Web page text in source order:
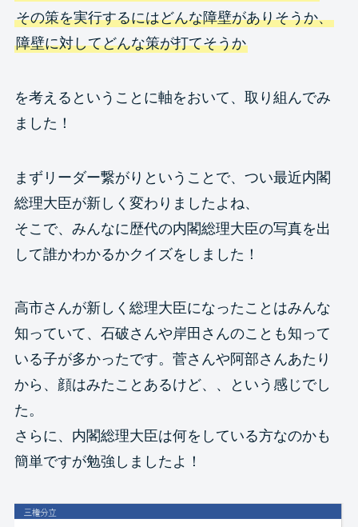
その策を実行するにはどんな障壁がありそうか、
障壁に対してどんな策が打てそうか
を考えるということに軸をおいて、取り組んでみ
ました！
まずリーダー繋がりということで、つい最近内閣
総理大臣が新しく変わりましたよね、
そこで、みんなに歴代の内閣総理大臣の写真を出
して誰かわかるかクイズをしました！
高市さんが新しく総理大臣になったことはみんな
知っていて、石破さんや岸田さんのことも知って
いる子が多かったです。菅さんや阿部さんあたり
から、顔はみたことあるけど、、という感じでし
た。
さらに、内閣総理大臣は何をしている方なのかも
簡単ですが勉強しましたよ！